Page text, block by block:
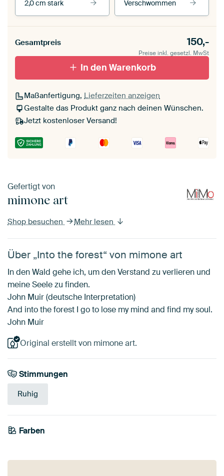
2,0 cm stark Verschwommen
Mit Schattenfugenrahmen,
schwarz
Mit Schattenfugenrahmen,
weiß
Leinwand für
Seitenkanten
Gesamtpreis 150,-
Preise inkl. gesetzl. MwSt
In den Warenkorb
Maßanfertigung, Lieferzeiten anzeigen
Gestalte das Produkt ganz nach deinen Wünschen.
Jetzt kostenloser Versand!
Gefertigt von
mimone art
Shop besuchen Mehr lesen
Über „Into the forest“ von mimone art
In den Wald gehe ich, um den Verstand zu verlieren und
meine Seele zu finden.
John Muir (deutsche Interpretation)
And into the forest I go to lose my mind and find my soul.
John Muir
Original erstellt von mimone art.
Stimmungen
Ruhig
Farben
Braun
Orange
Rosa